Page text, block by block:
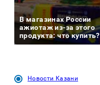
В магазинах России
ажиотаж из-за этого
продукта: что купить?
Новости Казани